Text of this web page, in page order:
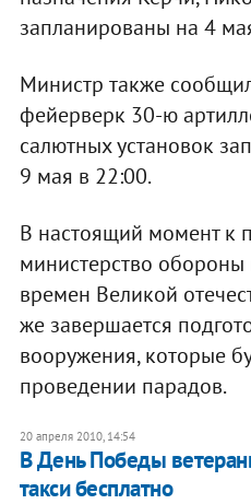
запланированы на 4
Министр также
фейерверк 30-ю
салютных установок
9 мая в 22:00.
В настоящий момент к
министерство
времен Великой
же завершается
вооружения, которые
проведении парадов.
20 апреля 2010, 14:54
В День Победы
такси бесплатно